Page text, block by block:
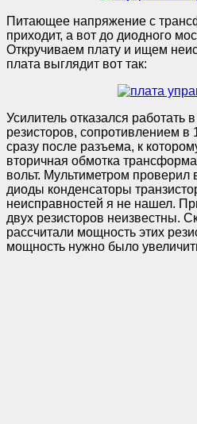
Питающее напряжение с
приходит, а вот до диодного
Откручиваем плату и ищем
плата выглядит вот так:
Усилитель отказался работать
резисторов, сопротивлением
сразу после разъема, к
вторичная обмотка
вольт. Мультиметром проверил
диоды конденсаторы
неисправностей я не нашел.
двух резисторов неизвестны.
рассчитали мощность этих
мощность нужно было